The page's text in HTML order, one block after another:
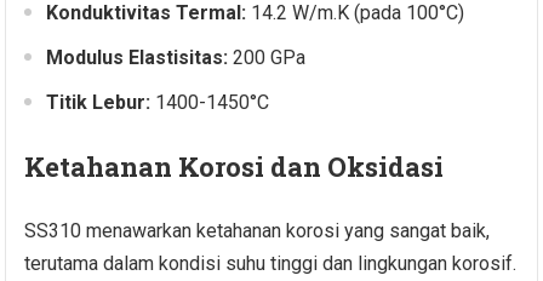
Konduktivitas Termal: 14.2 W/m.K (pada 100°C)
Modulus Elastisitas: 200 GPa
Titik Lebur: 1400-1450°C
Ketahanan Korosi dan Oksidasi
SS310 menawarkan ketahanan korosi yang sangat baik,
terutama dalam kondisi suhu tinggi dan lingkungan korosif.